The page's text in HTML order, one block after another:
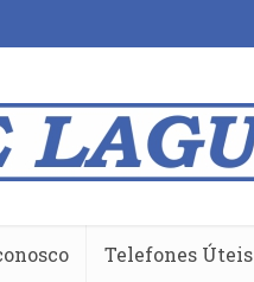
Telefones Úteis